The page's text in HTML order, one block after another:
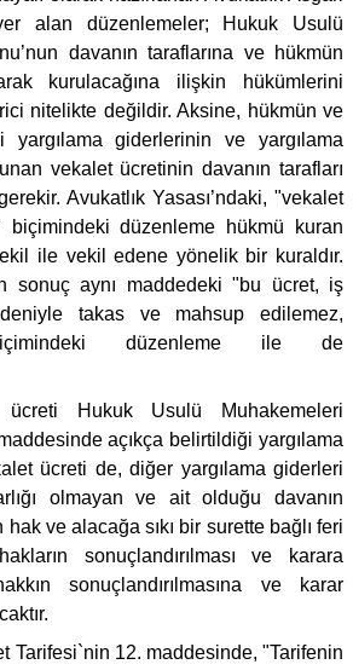
alan düzenlemeler; Hukuk Usulü
davanın taraflarına ve hükmün
kurulacağına ilişkin hükümlerini
nitelikte değildir. Aksine, hükmün ve
yargılama giderlerinin ve yargılama
vekalet ücretinin davanın tarafları
Avukatlık Yasası’ndaki, "vekalet
biçimindeki düzenleme hükmü kuran
ile vekil edene yönelik bir kuraldır.
sonuç aynı maddedeki "bu ücret, iş
takas ve mahsup edilemez,
düzenleme ile de
ücreti Hukuk Usulü Muhakemeleri
açıkça belirtildiği yargılama
ücreti de, diğer yargılama giderleri
olmayan ve ait olduğu davanın
ve alacağa sıkı bir surette bağlı feri
sonuçlandırılması ve karara
sonuçlandırılmasına ve karar
Tarifesi`nin 12. maddesinde, "Tarifenin